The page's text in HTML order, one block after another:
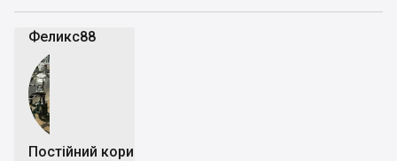
Феликс88
Постійний користувач